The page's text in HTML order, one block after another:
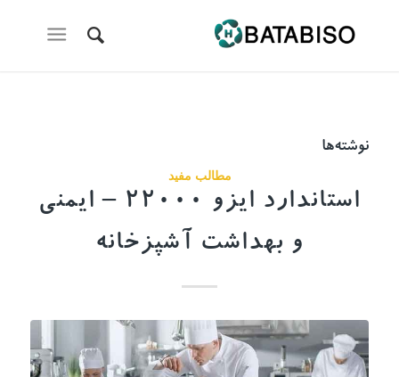
نوشته‌ها
مطالب مفید
استاندارد ایزو 22000 – ایمنی
و بهداشت آشپزخانه